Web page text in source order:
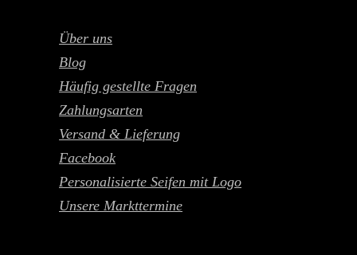
Über uns
Blog
Häufig gestellte Fragen
Zahlungsarten
Versand & Lieferung
Facebook
Personalisierte Seifen mit Logo
Unsere Markttermine